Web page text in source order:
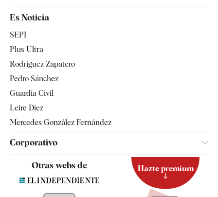
Televisión
Es Noticia
SEPI
Plus Ultra
Rodríguez Zapatero
Pedro Sánchez
Guardia Civil
Leire Díez
Mercedes González Fernández
Corporativo
Otras webs de Hazte premium